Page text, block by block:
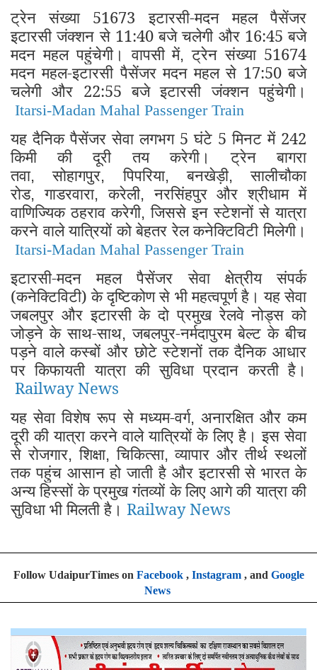
ट्रेन संख्या 51673 इटारसी-मदन महल पैसेंजर
इटारसी जंक्शन से 11:40 बजे चलेगी और 16:45 बजे
मदन महल पहुंचेगी। वापसी में,ट्रेन संख्या 51674
मदन महल-इटारसी पैसेंजर मदन महल से 17:50 बजे
चलेगी और 22:55 बजे इटारसी जंक्शन पहुंचेगी।
Itarsi-Madan Mahal Passenger Train
यह दैनिक पैसेंजर सेवा लगभग 5 घंटे 5 मिनट में 242
किमी की दूरी तय करेगी। ट्रेन बागरा
तवा,सोहागपुर,पिपरिया,बनखेड़ी,सालीचौका
रोड,गाडरवारा,करेली,नरसिंहपुर और श्रीधाम में
वाणिज्यिक ठहराव करेगी,जिससे इन स्टेशनों से यात्रा
करने वाले यात्रियों को बेहतर रेल कनेक्टिविटी मिलेगी।
Itarsi-Madan Mahal Passenger Train
इटारसी-मदन महल पैसेंजर सेवा क्षेत्रीय संपर्क
(कनेक्टिविटी) के दृष्टिकोण से भी महत्वपूर्ण है। यह सेवा
जबलपुर और इटारसी के दो प्रमुख रेलवे नोड्स को
जोड़ने के साथ-साथ,जबलपुर-नर्मदापुरम बेल्ट के बीच
पड़ने वाले कस्बों और छोटे स्टेशनों तक दैनिक आधार
पर किफायती यात्रा की सुविधा प्रदान करती है।
Railway News
यह सेवा विशेष रूप से मध्यम-वर्ग, अनारक्षित और कम
दूरी की यात्रा करने वाले यात्रियों के लिए है। इस सेवा
से रोजगार,शिक्षा,चिकित्सा,व्यापार और तीर्थ स्थलों
तक पहुंच आसान हो जाती है और इटारसी से भारत के
अन्य हिस्सों के प्रमुख गंतव्यों के लिए आगे की यात्रा की
सुविधा भी मिलती है। Railway News
Follow UdaipurTimes on Facebook, Instagram, and Google
News